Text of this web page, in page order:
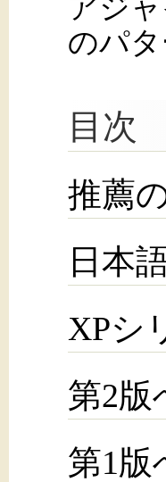
アジ
のパ
目次
推薦
日本
XPシ
第2版
第1版